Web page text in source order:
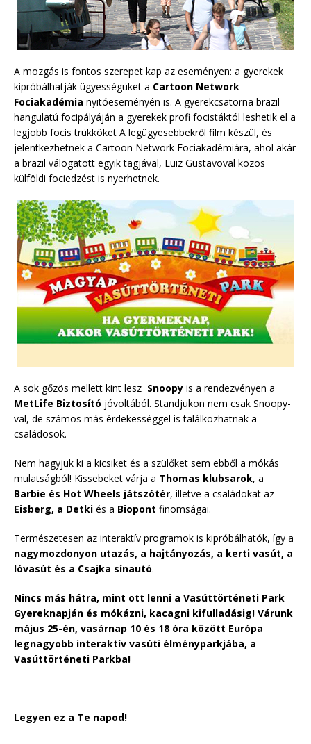
A mozgás is fontos szerepet kap az eseményen: a gyerekek
kipróbálhatják ügyességüket a Cartoon Network
Fociakadémia nyitóeseményén is. A gyerekcsatorna brazil
hangulatú focipályáján a gyerekek profi focistáktól leshetik el a
legjobb focis trükköket A legügyesebbekről film készül, és
jelentkezhetnek a Cartoon Network Fociakadémiára, ahol akár
a brazil válogatott egyik tagjával, Luiz Gustavoval közös
külföldi fociedzést is nyerhetnek.
A sok gőzös mellett kint lesz Snoopy is a rendezvényen a
MetLife Biztosító jóvoltából. Standjukon nem csak Snoopy-
val, de számos más érdekességgel is találkozhatnak a
családosok.
Nem hagyjuk ki a kicsiket és a szülőket sem ebből a mókás
mulatságból! Kissebeket várja a Thomas klubsarok, a
Barbie és Hot Wheels játszótér, illetve a családokat az
Eisberg, a Detki és a Biopont finomságai.
Természetesen az interaktív programok is kipróbálhatók, így a
nagymozdonyon utazás, a hajtányozás, a kerti vasút, a
lóvasút és a Csajka sínautó.
Nincs más hátra, mint ott lenni a Vasúttörténeti Park
Gyereknapján és mókázni, kacagni kifulladásig! Várunk
május 25-én, vasárnap 10 és 18 óra között Európa
legnagyobb interaktív vasúti élményparkjába, a
Vasúttörténeti Parkba!
Legyen ez a Te napod!